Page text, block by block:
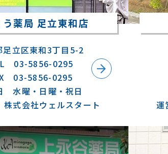
う薬局 足立東和店
足立区東和3丁目5-2
03-5856-0295
03-5856-0295
水曜・日曜・祝日
式会社ウェルスタート
運